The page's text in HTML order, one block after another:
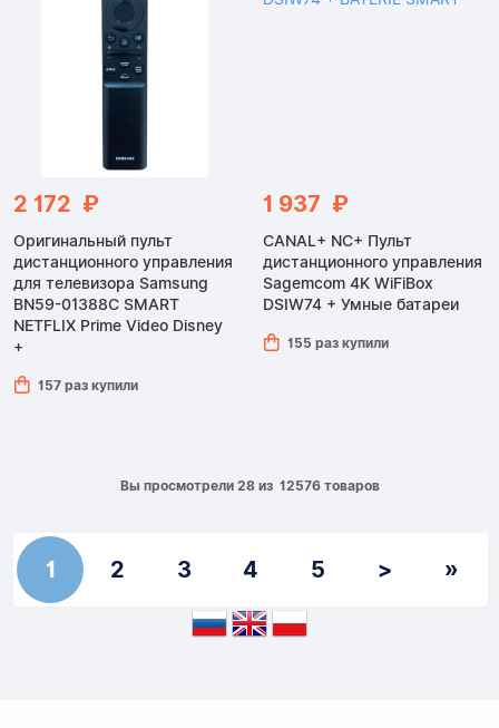
2 172 ₽
Оригинальный пульт
дистанционного управления
для телевизора Samsung
BN59-01388C SMART
NETFLIX Prime Video Disney
+
157 раз купили
1 937 ₽
CANAL+ NC+ Пульт
дистанционного управления
Sagemcom 4K WiFiBox
DSIW74 + Умные батареи
155 раз купили
Вы просмотрели 28 из 12576 товаров
1 2 3 4 5 > »